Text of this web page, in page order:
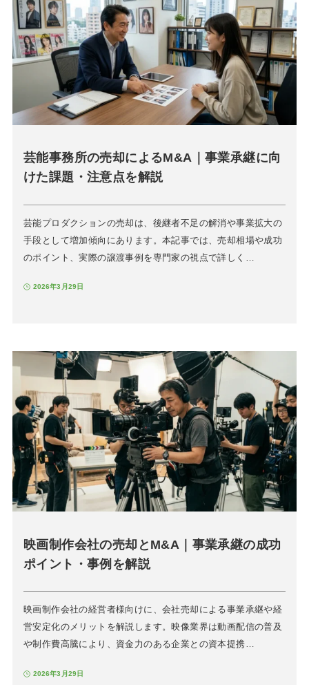
芸能事務所の売却によるM&A｜事業承継に向
けた課題・注意点を解説
芸能プロダクションの売却は、後継者不足の解消や事業拡大の
手段として増加傾向にあります。本記事では、売却相場や成功
のポイント、実際の譲渡事例を専門家の視点で詳しく…
2026年3月29日
映画制作会社の売却とM&A｜事業承継の成功
ポイント・事例を解説
映画制作会社の経営者様向けに、会社売却による事業承継や経
営安定化のメリットを解説します。映像業界は動画配信の普及
や制作費高騰により、資金力のある企業との資本提携…
2026年3月29日